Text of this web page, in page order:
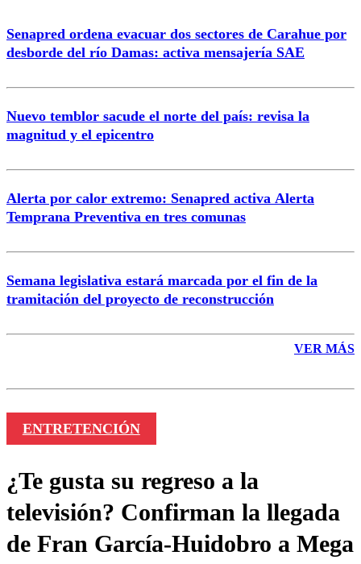
Correo
Senapred ordena evacuar dos sectores de Carahue por
desborde del río Damas: activa mensajería SAE
Nuevo temblor sacude el norte del país: revisa la
magnitud y el epicentro
Alerta por calor extremo: Senapred activa Alerta
Temprana Preventiva en tres comunas
Semana legislativa estará marcada por el fin de la
tramitación del proyecto de reconstrucción
VER MÁS
ENTRETENCIÓN
¿Te gusta su regreso a la
televisión? Confirman la llegada
de Fran García-Huidobro a Mega